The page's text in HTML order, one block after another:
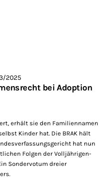
2025
bei Adoption
erhält sie den Familiennamen
Kinder hat. Die BRAK hält
hat nun
Folgen der Volljährigen-
Sondervotum dreier